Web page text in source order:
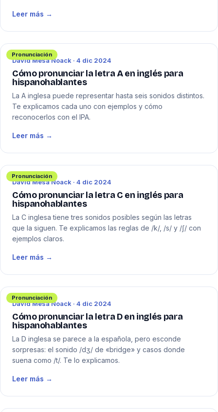
Leer más →
Pronunciación
David Mesa Noack · 4 dic 2024
Cómo pronunciar la letra A en inglés para
hispanohablantes
La A inglesa puede representar hasta seis sonidos distintos.
Te explicamos cada uno con ejemplos y cómo
reconocerlos con el IPA.
Leer más →
Pronunciación
David Mesa Noack · 4 dic 2024
Cómo pronunciar la letra C en inglés para
hispanohablantes
La C inglesa tiene tres sonidos posibles según las letras
que la siguen. Te explicamos las reglas de /k/, /s/ y /ʃ/ con
ejemplos claros.
Leer más →
Pronunciación
David Mesa Noack · 4 dic 2024
Cómo pronunciar la letra D en inglés para
hispanohablantes
La D inglesa se parece a la española, pero esconde
sorpresas: el sonido /dʒ/ de «bridge» y casos donde
suena como /t/. Te lo explicamos.
Leer más →